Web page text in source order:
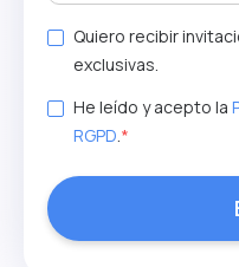
Quiero recibir
exclusivas.
He leído y acepto la
RGPD.*